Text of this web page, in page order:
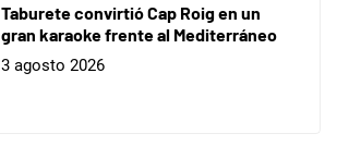
Taburete convirtió Cap Roig en un
gran karaoke frente al Mediterráneo
3 agosto 2026